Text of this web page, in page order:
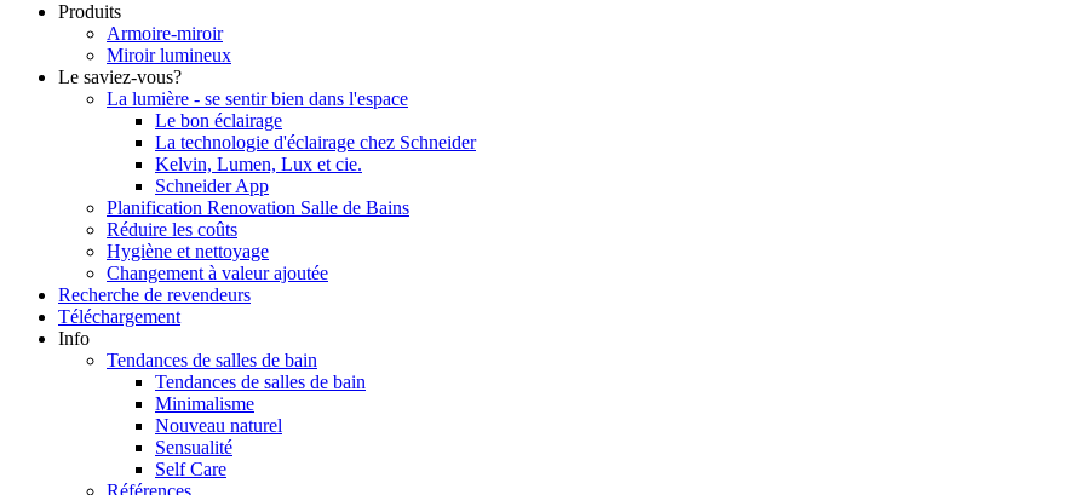
Produits
Armoire-miroir
Miroir lumineux
Le saviez-vous?
La lumière - se sentir bien dans l'espace
Le bon éclairage
La technologie d'éclairage chez Schneider
Kelvin, Lumen, Lux et cie.
Schneider App
Planification Renovation Salle de Bains
Réduire les coûts
Hygiène et nettoyage
Changement à valeur ajoutée
Recherche de revendeurs
Téléchargement
Info
Tendances de salles de bain
Tendances de salles de bain
Minimalisme
Nouveau naturel
Sensualité
Self Care
Références